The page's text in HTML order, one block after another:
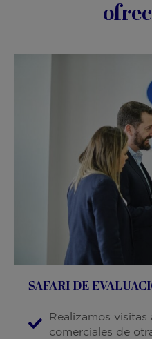
SAFARI DE
Realizamos
comerciales de